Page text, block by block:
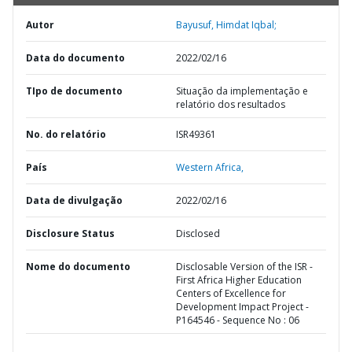
Autor Bayusuf, Himdat Iqbal;
Data do documento 2022/02/16
TIpo de documento
Situação da implementação e
relatório dos resultados
No. do relatório ISR49361
País Western Africa,
Data de divulgação 2022/02/16
Disclosure Status Disclosed
Nome do documento
Disclosable Version of the ISR -
First Africa Higher Education
Centers of Excellence for
Development Impact Project -
P164546 - Sequence No : 06